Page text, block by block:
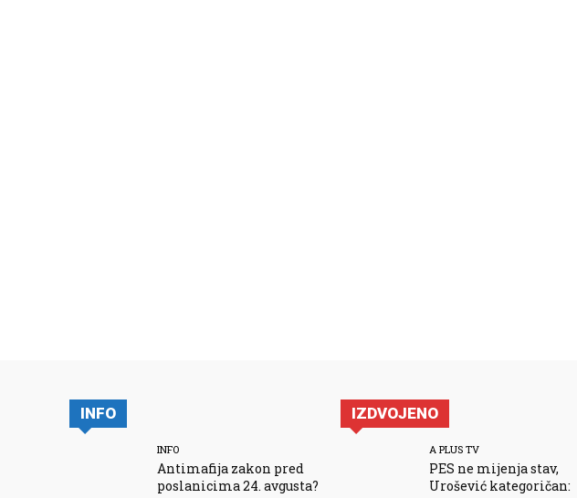
INFO
INFO
Antimafija zakon pred
poslanicima 24. avgusta?
IZDVOJENO
A PLUS TV
PES ne mijenja stav,
Urošević kategoričan: